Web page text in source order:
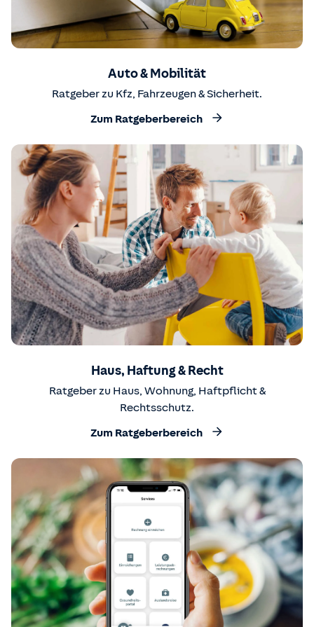
Auto & Mobilität
Ratgeber zu Kfz, Fahrzeugen & Sicherheit.
Zum Ratgeberbereich
Haus, Haftung & Recht
Ratgeber zu Haus, Wohnung, Haftpflicht &
Rechtsschutz.
Zum Ratgeberbereich